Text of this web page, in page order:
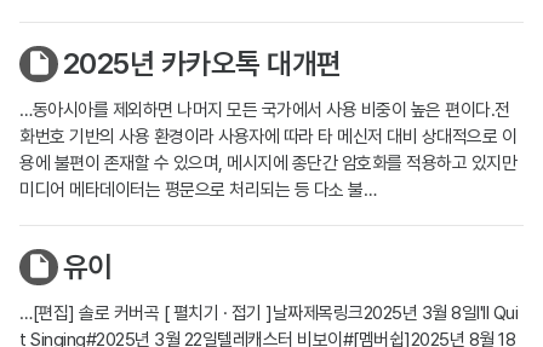
2025년 카카오톡 대개편
…동아시아를 제외하면 나머지 모든 국가에서 사용 비중이 높은 편이다.전
화번호 기반의 사용 환경이라 사용자에 따라 타 메신저 대비 상대적으로 이
용에 불편이 존재할 수 있으며, 메시지에 종단간 암호화를 적용하고 있지만
미디어 메타데이터는 평문으로 처리되는 등 다소 불…
유이
…[편집] 솔로 커버곡 [ 펼치기 · 접기 ]날짜제목링크2025년 3월 8일I'll Qui
t Singing#2025년 3월 22일텔레캐스터 비보이#[멤버쉽]2025년 8월 18